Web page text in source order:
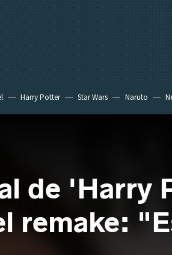
Harry Potter Star Wars Naruto
de 'Harry
remake: